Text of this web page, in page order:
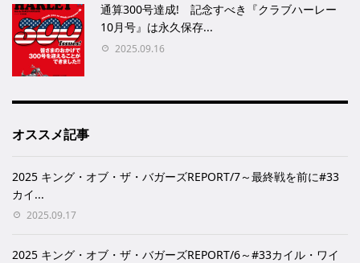
通算300号達成! 記念すべき『クラブハーレー
10月号』は永久保存...
2025.09.16
オススメ記事
2025 キング・オブ・ザ・バガーズREPORT/7～最終戦を前に#33
カイ...
2025.09.17
2025 キング・オブ・ザ・バガーズREPORT/6～#33カイル・ワイ